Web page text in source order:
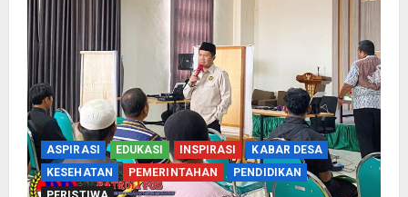
ASPIRASI EDUKASI INSPIRASI
KABAR DESA
KESEHATAN
PEMERINTAHAN
PENDIDIKAN